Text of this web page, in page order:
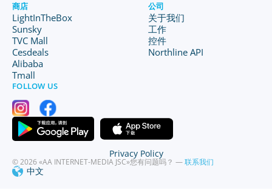
商店
LightInTheBox
Sunsky
TVC Mall
Cesdeals
Alibaba
Tmall
公司
关于我们
工作
控件
Northline API
FOLLOW US
© 2026 «AA INTERNET-MEDIA JSC»您有问题吗？ —联系我们
中文
Privacy Policy